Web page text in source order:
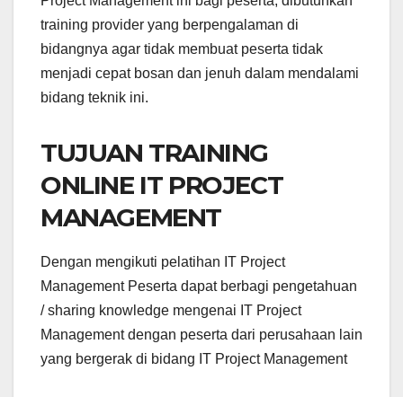
training provider yang berpengalaman di
bidangnya agar tidak membuat peserta tidak
menjadi cepat bosan dan jenuh dalam mendalami
bidang teknik ini.
TUJUAN TRAINING
ONLINE IT PROJECT
MANAGEMENT
Dengan mengikuti pelatihan IT Project
Management Peserta dapat berbagi pengetahuan
/ sharing knowledge mengenai IT Project
Management dengan peserta dari perusahaan lain
yang bergerak di bidang IT Project Management